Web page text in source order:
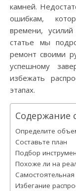
камней.
ошибкам,
времени,
статье мы
ремонт своими
успешному
избежать
этапах.
Содержание
Определите
Составьте план
Подбор
Похоже ли на
Избегание